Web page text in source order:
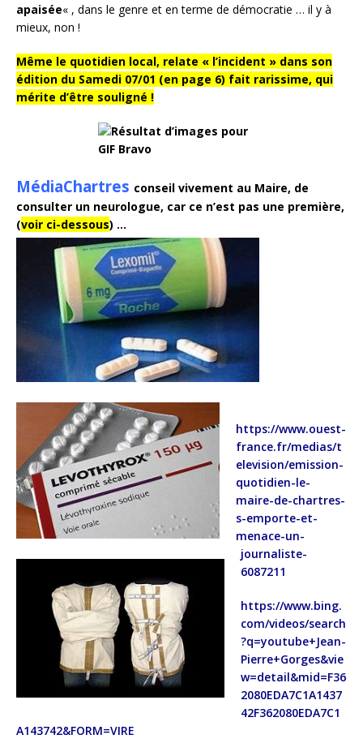
apaisée« , dans le genre et en terme de démocratie … il y à
mieux, non !
Même le quotidien local, relate « l’incident » dans son
édition du Samedi 07/01 (en page 6) fait rarissime, qui
mérite d’être souligné !
MédiaChartres conseil vivement au Maire, de
consulter un neurologue, car ce n’est pas une première,
(voir ci-dessous) …
https://www.ouest-
france.fr/medias/t
elevision/emission-
quotidien-le-
maire-de-chartres-
s-emporte-et-
menace-un-
journaliste-
6087211
https://www.bing.
com/videos/search
?q=youtube+Jean-
Pierre+Gorges&vie
w=detail&mid=F36
2080EDA7C1A1437
42F362080EDA7C1
A143742&FORM=VIRE